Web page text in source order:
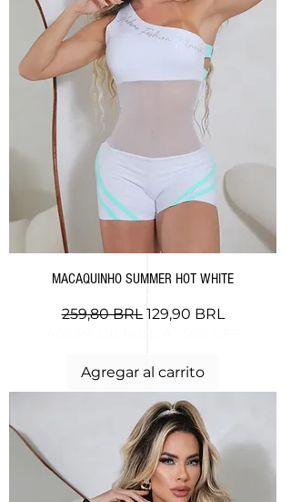
MACAQUINHO SUMMER HOT WHITE
Precio
259,80 BRL Precio de oferta
129,90 BRL
Agregar al carrito